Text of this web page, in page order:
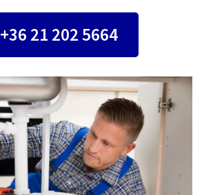
+36 21 202 5664